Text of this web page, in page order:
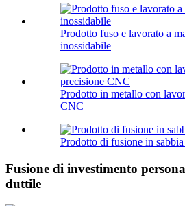
Prodotto fuso e lavorato a
inossidabile
Prodotto in metallo con
CNC
Prodotto di fusione in
Fusione di investimento
duttile